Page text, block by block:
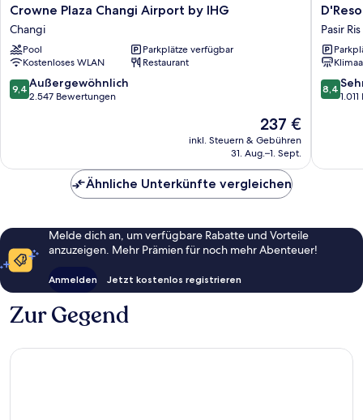
Crowne
Plaza
Changi
Airport
by
IHG
Changi
Crowne Plaza Changi Airport by IHG
Changi
Pool
Parkplätze verfügbar
Kostenloses WLAN
Restaurant
9.4
von
9,4 Außergewöhnlich
2.547 Bewertungen
Der
Preis
beträgt
237 €
inkl. Steuern & Gebühren
31. Aug.–1. Sept.
D'Resort
at
East
Pasir
Ris
Pasir Ris
8.4
von
8,4
Ähnliche Unterkünfte vergleichen
Melde dich an, um verfügbare Rabatte und Vorteile
anzuzeigen. Mehr Prämien für noch mehr Abenteuer!
Anmelden Jetzt kostenlos registrieren
Zur Gegend